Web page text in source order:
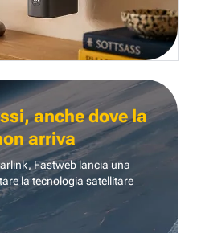
anche dove la
arriva
Fastweb lancia una
la tecnologia satellitare